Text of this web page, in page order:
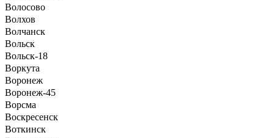
Волосово
Волхов
Волчанск
Вольск
Вольск-18
Воркута
Воронеж
Воронеж-45
Ворсма
Воскресенск
Воткинск